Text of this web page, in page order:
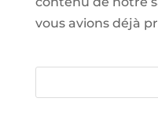
vous avions déjà